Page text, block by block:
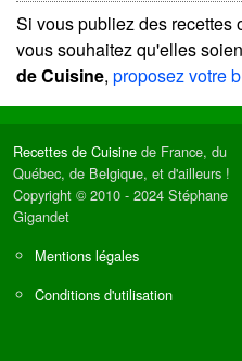
Si vous publiez des recettes
vous souhaitez qu'elles
de Cuisine, proposez votre
Recettes de Cuisine de France, du
Québec, de Belgique, et d'ailleurs !
Copyright © 2010 - 2024 Stéphane
Gigandet
Mentions légales
Conditions d'utilisation